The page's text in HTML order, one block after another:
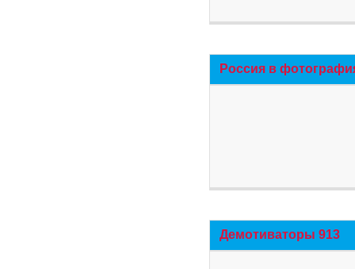
Россия в
Демотиваторы 913